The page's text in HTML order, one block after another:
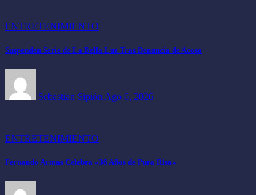
ENTRETENIMIENTO
Suspenden Serie de La Bella Luz Tras Denuncia de Acoso
Sebastian Sipión Ago 6, 2026
ENTRETENIMIENTO
Fernando Armas Celebra «36 Años de Pura Risa»